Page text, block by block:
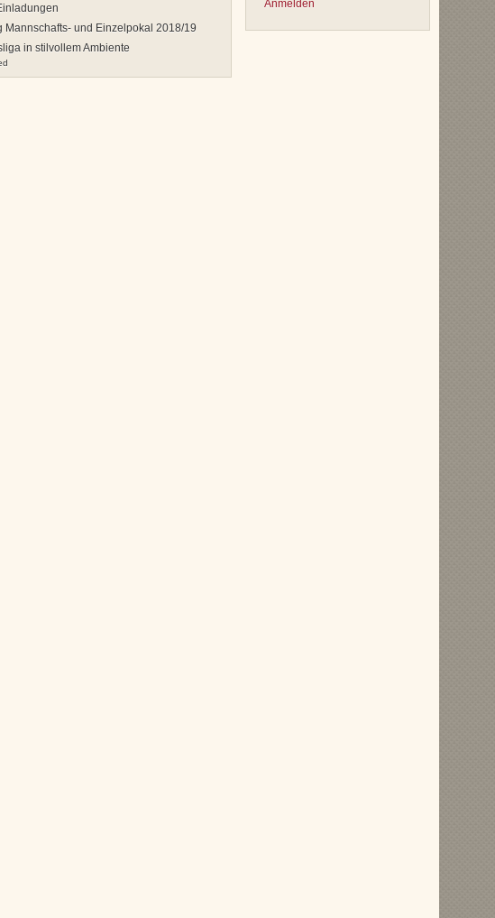
Mannschafts- und Einzelpokal 2018/19
in stilvollem Ambiente
Anmelden